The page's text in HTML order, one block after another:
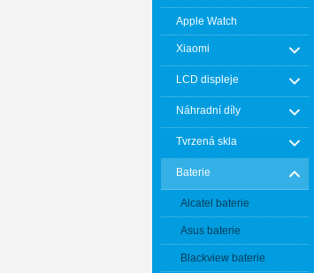
Apple Watch
Xiaomi
LCD displeje
Náhradní díly
Tvrzená skla
Baterie
Alcatel baterie
Asus baterie
Blackview baterie